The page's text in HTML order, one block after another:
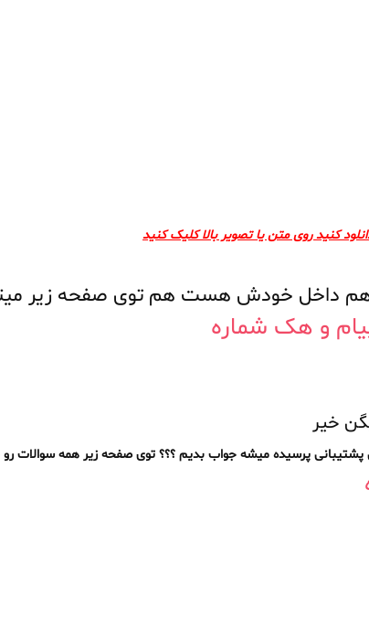
کنید روی متن یا تصویر بالا کلیک کنید
هم داخل خودش هست هم توی صفحه زیر
و هک شماره
خیر
پرسیده میشه جواب بدیم ؟؟؟ توی صفحه زیر همه سوالات